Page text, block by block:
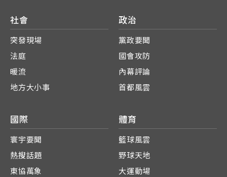
社會
突發現場
法庭
暖流
地方大小事
政治
黨政要聞
國會攻防
內幕評論
首都風雲
國際
寰宇要聞
熱搜話題
東協萬象
體育
籃球風雲
野球天地
大運動場